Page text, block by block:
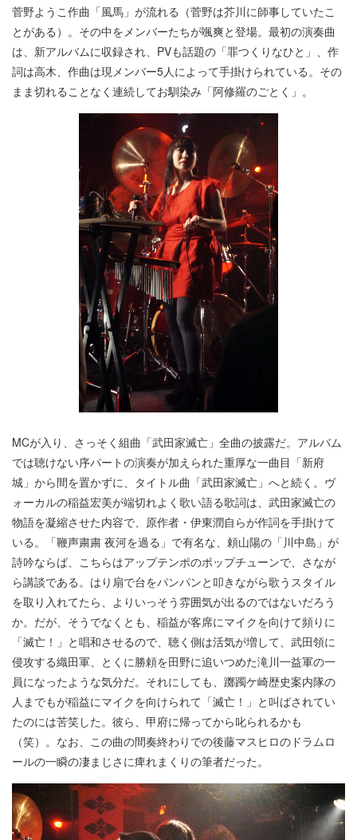
菅野ようこ作曲「風馬」が流れる（菅野は芥川に師事していたこ
とがある）。その中をメンバーたちが颯爽と登場。最初の演奏曲
は、新アルバムに収録され、PVも話題の「罪つくりなひと」、作
詞は高木、作曲は現メンバー5人によって手掛けられている。その
まま切れることなく連続してお馴染み「阿修羅のごとく」。
MCが入り、さっそく組曲「武田家滅亡」全曲の披露だ。アルバム
では聴けない序パートの演奏が加えられた重厚な一曲目「新府
城」から間を置かずに、タイトル曲「武田家滅亡」へと続く。ヴ
ォーカルの稲益宏美が端切れよく歌い語る歌詞は、武田家滅亡の
物語を凝縮させた内容で、原作者・伊東潤自らが作詞を手掛けて
いる。「鞭声粛粛 夜河を過る」で有名な、頼山陽の「川中島」が
詩吟ならば、こちらはアップテンポのポップチューンで、さなが
ら講談である。はり扇で台をパンパンと叩きながら歌うスタイル
を取り入れてたら、よりいっそう雰囲気が出るのではないだろう
か。だが、そうでなくとも、稲益が客席にマイクを向けて頻りに
「滅亡！」と唱和させるので、聴く側は活気が増して、武田領に
侵攻する織田軍、とくに勝頼を田野に追いつめた滝川一益軍の一
員になったような気分だ。それにしても、躑躅ケ崎歴史案内隊の
人までもが稲益にマイクを向けられて「滅亡！」と叫ばされてい
たのには苦笑した。彼ら、甲府に帰ってから叱られるかも
（笑）。なお、この曲の間奏終わりでの後藤マスヒロのドラムロ
ールの一瞬の凄まじさに痺れまくりの筆者だった。